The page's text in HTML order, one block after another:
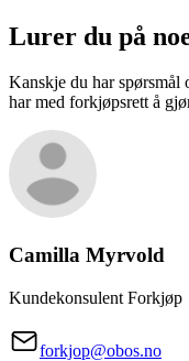
Lurer du på
Kanskje du har spørsmål
har med forkjøpsrett å
Camilla Myrvold
Kundekonsulent Forkjøp
forkjop@obos.no